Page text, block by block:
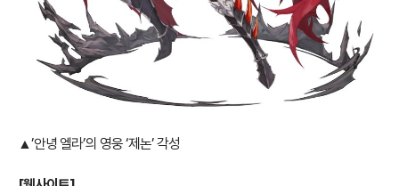
▲’안녕 엘라’의 영웅 ‘제논’ 각성